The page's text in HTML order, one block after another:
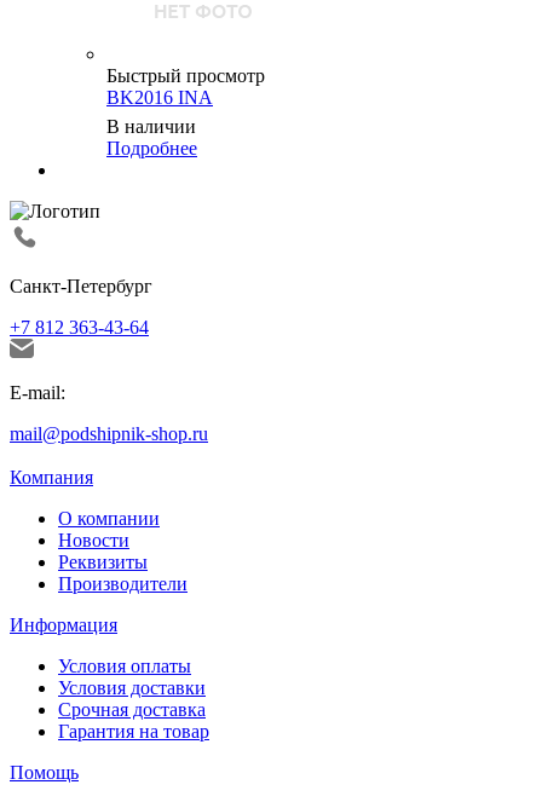
Быстрый просмотр
BK2016 INA
В наличии
Подробнее
Санкт-Петербург
+7 812 363-43-64
E-mail:
mail@podshipnik-shop.ru
Компания
О компании
Новости
Реквизиты
Производители
Информация
Условия оплаты
Условия доставки
Срочная доставка
Гарантия на товар
Помощь